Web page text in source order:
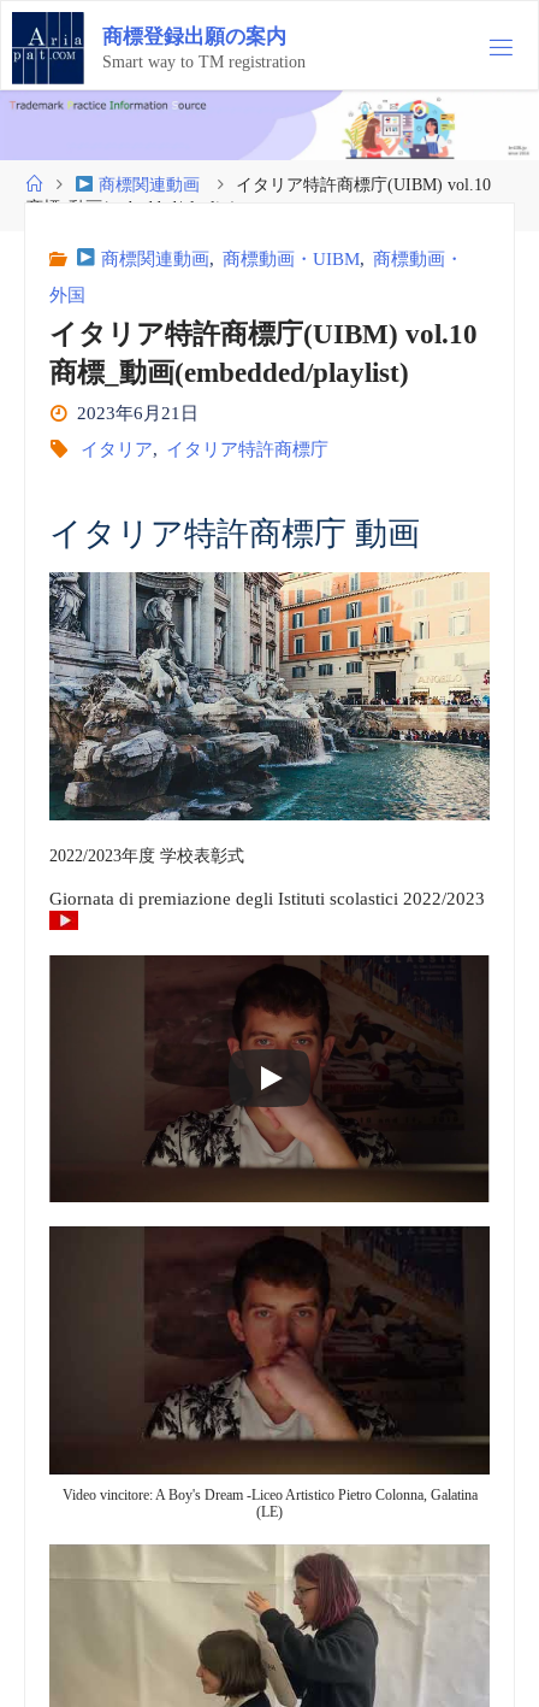
コ
テ
ン
ツ
ス
商標登録出願の案内
Smart way to TM registration
ホ
ー
商標関連動画
イタリア特許商標庁(UIBM) vol.10
商標_動画(embedded/playlist)
商標関連動画, 商標動画・UIBM, 商標動画・
外国
イタリア特許商標庁(UIBM) vol.10
商標_動画(embedded/playlist)
2023年6月21日
イタリア, イタリア特許商標庁
イタリア特許商標庁 動画
2022/2023年度 学校表彰式
Giornata di premiazione degli Istituti scolastici 2022/2023
Video vincitore: A Boy's Dream -Liceo Artistico Pietro Colonna, Galatina
(LE)